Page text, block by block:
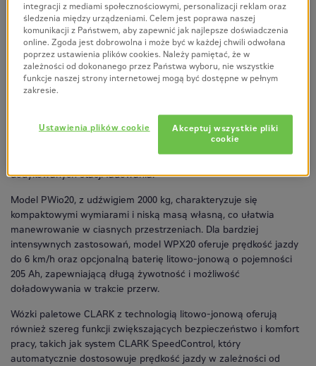
Elektryczne wózki paletowe CLARK z technologią litowo-jonową
to nowoczesne rozwiązania, które łączą kompaktową konstrukcję,
wysoką wydajność i niskie koszty eksploatacji. Dzięki udźwigowi
od 1,5 do 2 ton oraz możliwości ładowania z dowolnego gniazdka
230 V, wózki te są idealne do zastosowań w magazynach,
centrach dystrybucyjnych oraz handlu detalicznym.
Modele takie jak WPio15 i WPio18 oferują odpowiednio udźwig
1500 kg i 1800 kg, z prędkościami jazdy do 4,5 km/h i 5,5 km/h.
dedykowanych stacji ładowania.
Model PWio20, z udźwigiem 2000 kg, charakteryzuje się
kompaktowymi wymiarami i niską masą własną, co ułatwia
manewrowanie w ciasnych przestrzeniach. Dla bardziej
intensywnych zastosowań, model WPX20 oferuje prędkość jazdy
do 6 km/h oraz opcjonalną baterię litowo-jonową o pojemności
205 Ah, zapewniającą długą żywotność i możliwość
doładowywania w trakcie przerw.
Wózki paletowe CLARK z technologią litowo-jonową oferują
również szereg funkcji zwiększających bezpieczeństwo i komfort
pracy, takich jak system CLARK SpeedControl, który
automatycznie dostosowuje prędkość jazdy w zależności od
integracji z mediami społecznościowymi, personalizacji reklam oraz
śledzenia między urządzeniami. Celem jest poprawa naszej
komunikacji z Państwem, aby zapewnić jak najlepsze doświadczenia
online. Zgoda jest dobrowolna i może być w każdej chwili odwołana
poprzez ustawienia plików cookies. Należy pamiętać, że w
zależności od dokonanego przez Państwa wyboru, nie wszystkie
funkcje naszej strony internetowej mogą być dostępne w pełnym
zakresie.
Akceptuj wszystkie pliki
cookie
Ustawienia plików cookie